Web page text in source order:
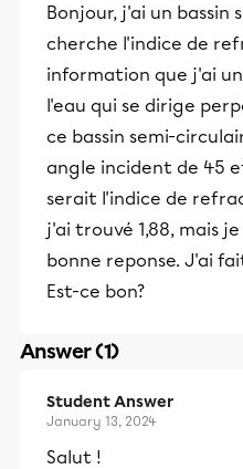
Bonjour, j'ai un bassin
cherche l'indice de
information que j'ai
l'eau qui se dirige
ce bassin semi-
angle incident de 45
serait l'indice de
j'ai trouvé 1,88, mais
bonne reponse. J'ai
Est-ce bon?
Answer (1)
Student Answer
January 13, 2024
Salut !